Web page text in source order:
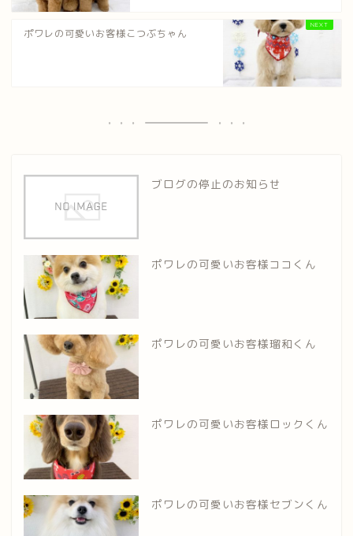
ポワレの可愛いお客様こつぶちゃん
ブログの停止のお知らせ
ポワレの可愛いお客様ココくん
ポワレの可愛いお客様瑠和くん
ポワレの可愛いお客様ロックくん
ポワレの可愛いお客様セブンくん